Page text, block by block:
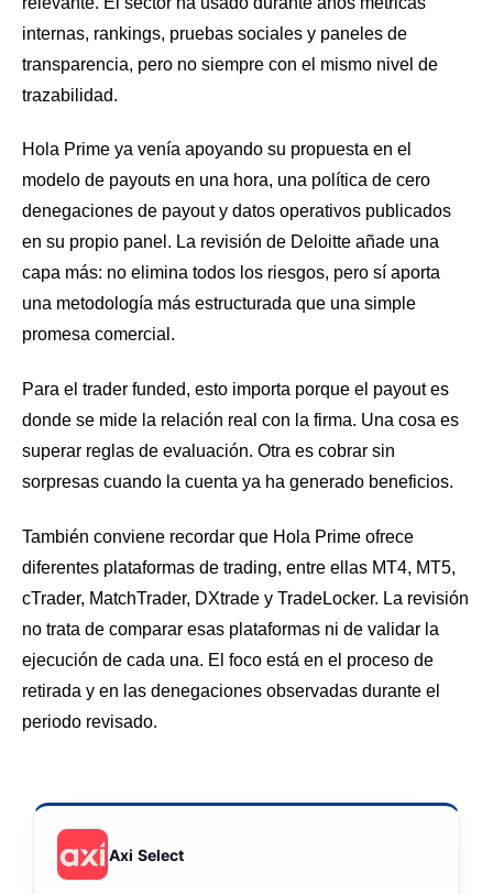
internas, rankings, pruebas sociales y paneles de
transparencia, pero no siempre con el mismo nivel de
trazabilidad.
Hola Prime ya venía apoyando su propuesta en el
modelo de payouts en una hora, una política de cero
denegaciones de payout y datos operativos publicados
en su propio panel. La revisión de Deloitte añade una
capa más: no elimina todos los riesgos, pero sí aporta
una metodología más estructurada que una simple
promesa comercial.
Para el trader funded, esto importa porque el payout es
donde se mide la relación real con la firma. Una cosa es
superar reglas de evaluación. Otra es cobrar sin
sorpresas cuando la cuenta ya ha generado beneficios.
También conviene recordar que Hola Prime ofrece
diferentes plataformas de trading, entre ellas MT4, MT5,
cTrader, MatchTrader, DXtrade y TradeLocker. La revisión
no trata de comparar esas plataformas ni de validar la
ejecución de cada una. El foco está en el proceso de
retirada y en las denegaciones observadas durante el
periodo revisado.
Axi Select